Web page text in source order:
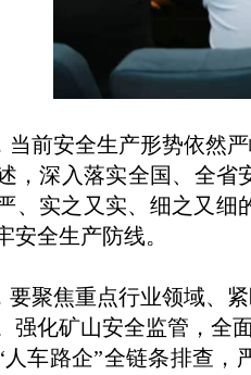
前安全生产形势依然严
，深入落实全国、全省
、实之又实、细之又
安全生产防线。
聚焦重点行业领域、紧
强化矿山安全监管，全
人车路企”全链条排查